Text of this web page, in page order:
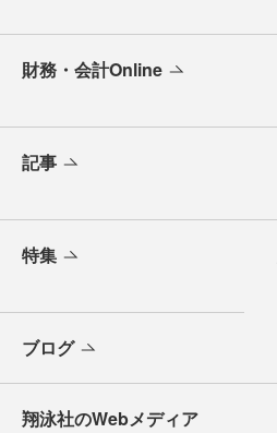
財務・会計Online
記事
特集
ブログ
翔泳社のWebメディア